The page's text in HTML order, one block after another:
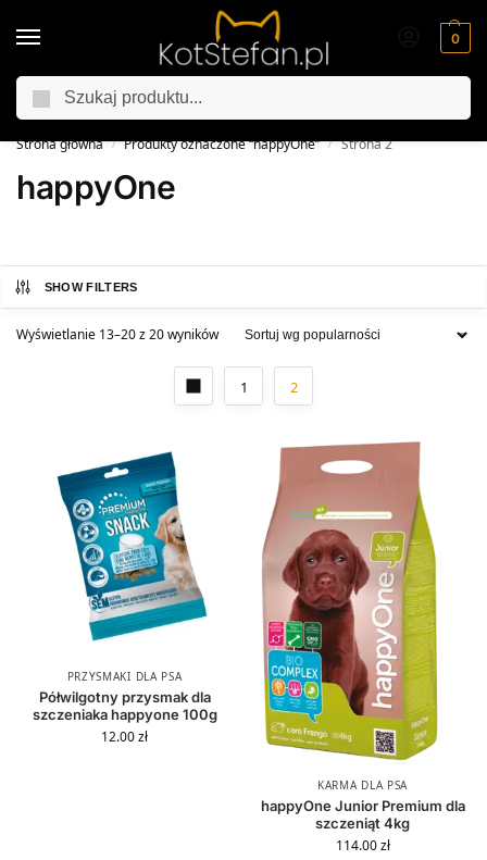
0
Jesienna promocja
Strona główna / Produkty oznaczone “happyOne” / Strona 2
happyOne
SHOW FILTERS
Wyświetlanie 13–20 z 20 wyników
1 2
PRZYSMAKI DLA PSA
Półwilgotny przysmak dla
szczeniaka happyone 100g
12.00zł
KARMA DLA PSA
happyOne Junior Premium dla
szczeniąt 4kg
114.00zł